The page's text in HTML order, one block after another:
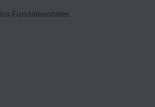
Fundamentales